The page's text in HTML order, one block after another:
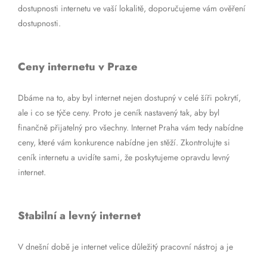
dostupnosti internetu ve vaší lokalitě, doporučujeme vám ověření
dostupnosti.
Ceny internetu v Praze
Dbáme na to, aby byl internet nejen dostupný v celé šíři pokrytí,
ale i co se týče ceny. Proto je ceník nastavený tak, aby byl
finančně přijatelný pro všechny. Internet Praha vám tedy nabídne
ceny, které vám konkurence nabídne jen stěží. Zkontrolujte si
ceník internetu a uvidíte sami, že poskytujeme opravdu levný
internet.
Stabilní a levný internet
V dnešní době je internet velice důležitý pracovní nástroj a je